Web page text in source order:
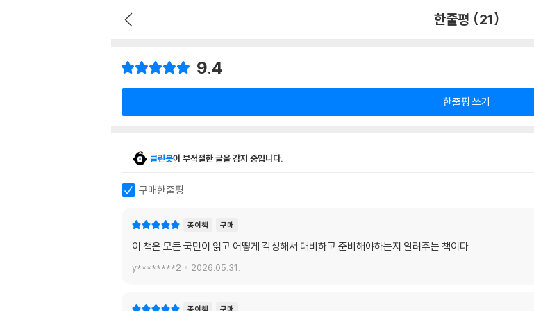
한줄평 (21)
9.4
한줄평 쓰기
클린봇이 부적절한 글을 감지 중입니다.
구매한줄평
종이책 구매
이 책은 모든 국민이 읽고 어떻게 각성해서 대비하고 준비해야하는지 알려주는 책이다
y********2 2026.05.31.
종이책 구매